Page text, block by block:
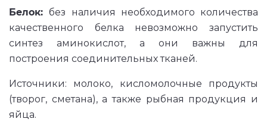
Белок:без наличия необходимого количества
качественного белка невозможно запустить
синтез аминокислот, а они важны для
построения соединительных тканей.
Источники: молоко, кисломолочные продукты
(творог, сметана), а также рыбная продукция и
яйца.